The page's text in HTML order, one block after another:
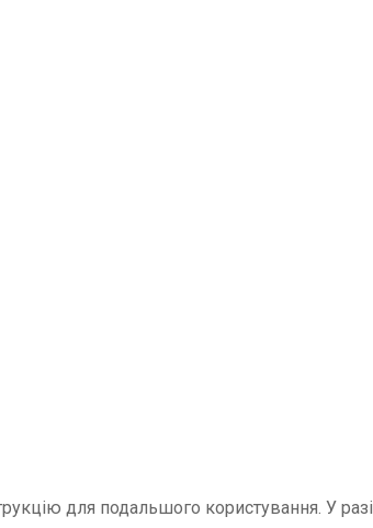
для подальшого користування. У разі